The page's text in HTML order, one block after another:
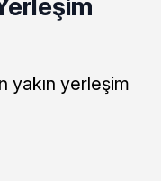
yakın yerleşim